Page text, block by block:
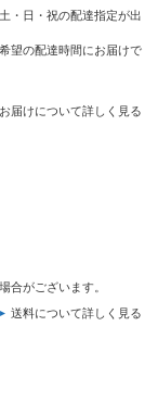
・日・祝の配達指定が出
望の配達時間にお届けで
お届けについて詳しく見る
合がございます。
送料について詳しく見る